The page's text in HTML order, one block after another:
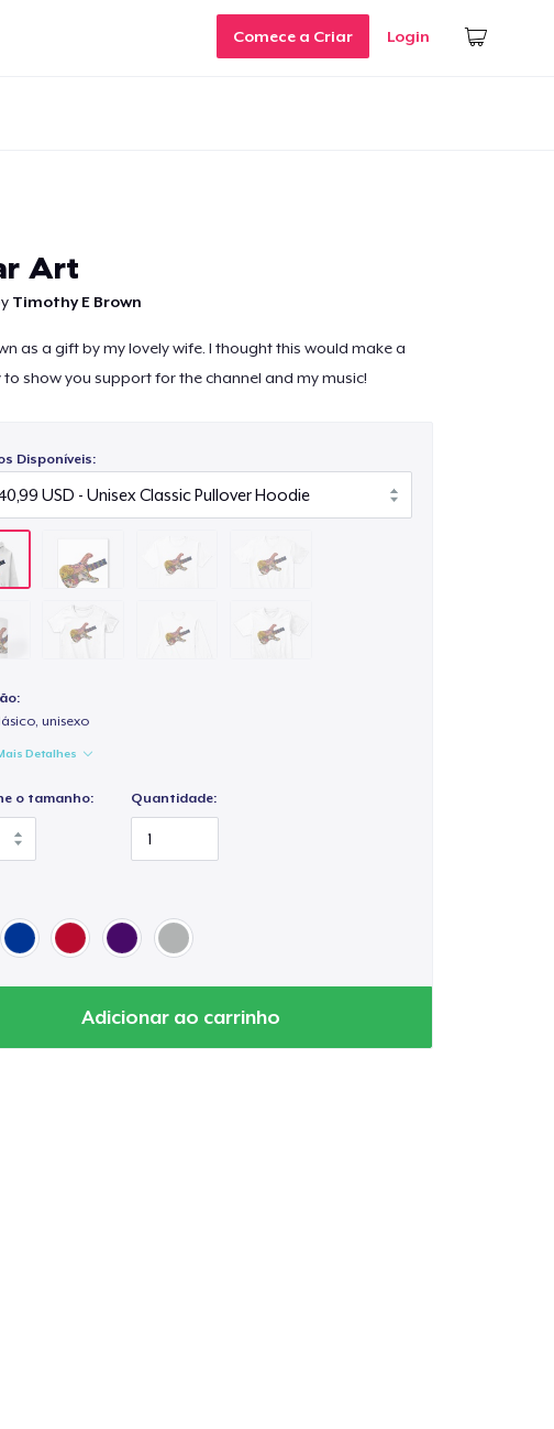
Comece a Criar Login
Art
Timothy E Brown
as a gift by my lovely wife. I thought this would make a
show you support for the channel and my music!
Disponíveis:
unisexo
Detalhes
o tamanho: Quantidade:
Adicionar ao carrinho